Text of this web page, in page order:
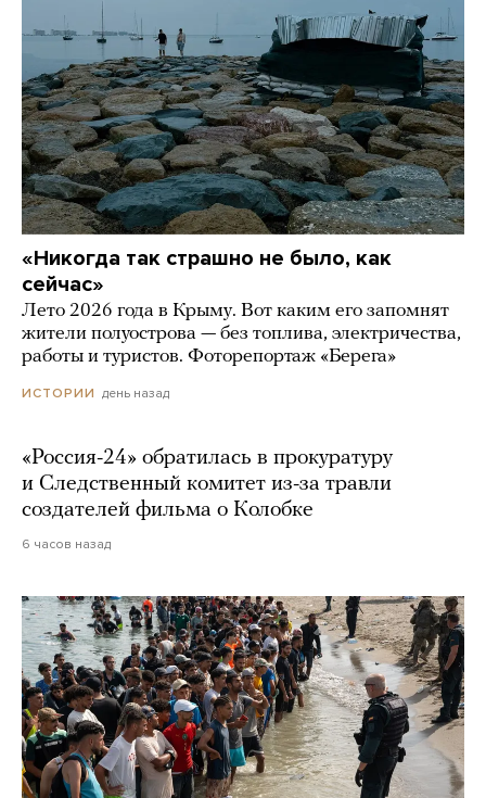
«Никогда так страшно не было, как
сейчас»
Лето 2026 года в Крыму. Вот каким его запомнят
жители полуострова — без топлива, электричества,
работы и туристов. Фоторепортаж «Берега»
ИСТОРИИ день назад
«Россия-24» обратилась в прокуратуру
и Следственный комитет из-за травли
создателей фильма о Колобке
6 часов назад